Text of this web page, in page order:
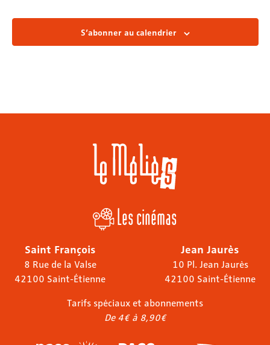
S’abonner au calendrier
Les cinémas
Saint François
8 Rue de la Valse
42100 Saint-Étienne
Jean Jaurès
10 Pl. Jean Jaurès
42100 Saint-Étienne
Tarifs spéciaux et abonnements
De 4€ à 8,90€